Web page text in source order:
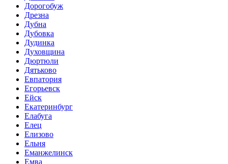
Дорогобуж
Дрезна
Дубна
Дубовка
Дудинка
Духовщина
Дюртюли
Дятьково
Евпатория
Егорьевск
Ейск
Екатеринбург
Елабуга
Елец
Елизово
Ельня
Еманжелинск
Емва